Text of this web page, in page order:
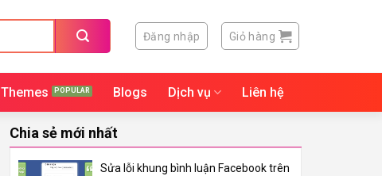
Đăng nhập Giỏ hàng
Themes Blogs Dịch vụ Liên hệ
Chia sẻ mới nhất
Sửa lỗi khung bình luận Facebook trên